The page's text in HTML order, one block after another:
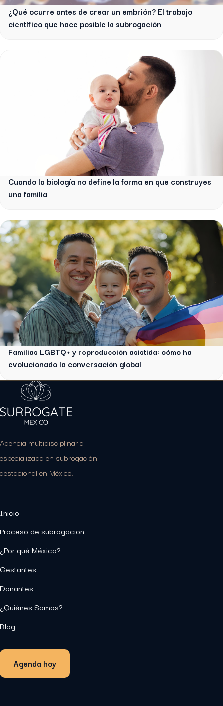
¿Qué ocurre antes de crear un embrión? El trabajo
científico que hace posible la subrogación
Cuando la biología no define la forma en que construyes
una familia
Familias LGBTQ+ y reproducción asistida: cómo ha
evolucionado la conversación global
Agencia multidisciplinaria
especializada en subrogación
gestacional en México.
Inicio
Proceso de subrogación
¿Por qué México?
Gestantes
Donantes
¿Quiénes Somos?
Blog
Agenda hoy